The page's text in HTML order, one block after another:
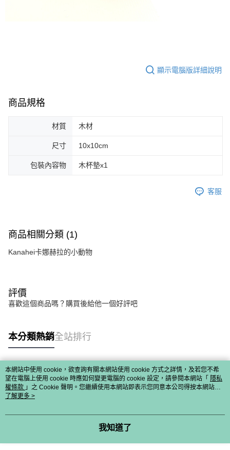
顯示電腦版詳細說明
商品規格
材質 木材
尺寸 10x10cm
包裝內容物 木杯墊x1
客服
商品相關分類 (1)
Kanahei卡娜赫拉的小動物
評價
喜歡這個商品嗎？購買後給他一個好評吧
本分類熱銷全站排行
熱門標籤
本網站中使用 cookie，欲查詢有關本網站使用 cookie 方式之詳情，及若您不希
望在電腦上使用 cookie 時應如何變更電腦的 cookie 設定，請參閱本網站「 隱私
權條款 」之 Cookie 聲明。您繼續使用本網站即表示您同意本公司得按本網站使
用條款之 Cookie 聲明使用 cookie。
了解更多 >
我知道了